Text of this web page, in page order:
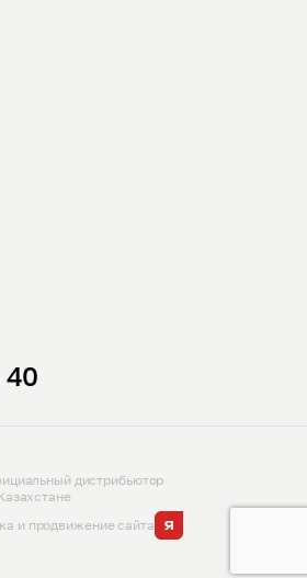
40
дистрибьютор
и продвижение сайта